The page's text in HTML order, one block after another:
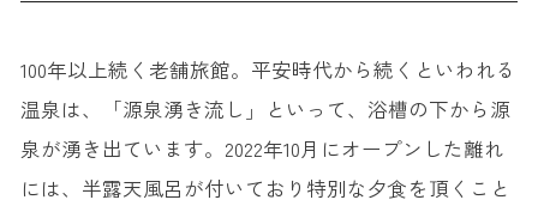
100年以上続く老舗旅館。平安時代から続くといわれる
温泉は、「源泉湧き流し」といって、浴槽の下から源
泉が湧き出ています。2022年10月にオープンした離れ
には、半露天風呂が付いており特別な夕食を頂くこと